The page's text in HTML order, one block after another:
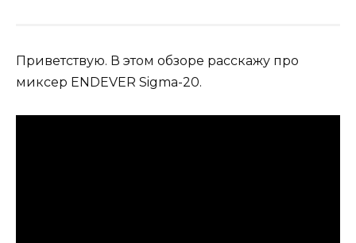
Приветствую. В этом обзоре расскажу про
миксер ENDEVER Sigma-20.